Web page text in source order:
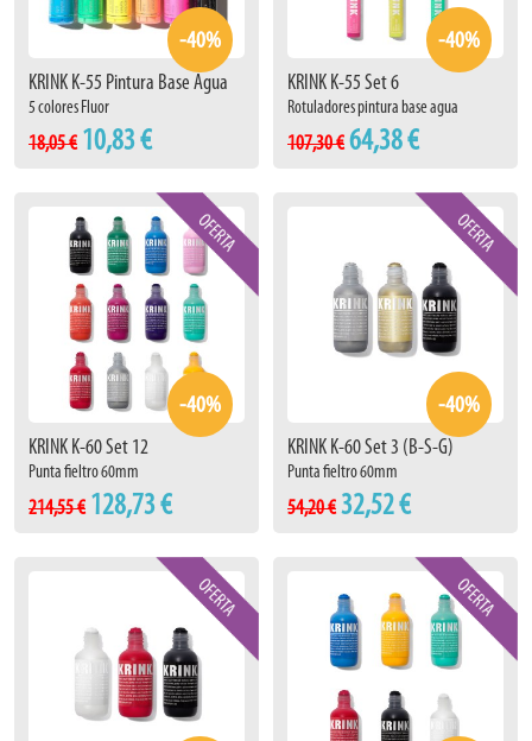
-40%
KRINK K-55 Pintura Base Agua
5 colores Fluor
18,05 € 10,83 €
-40%
KRINK K-55 Set 6
Rotuladores pintura base agua
107,30 € 64,38 €
-40%
KRINK K-60 Set 12
Punta fieltro 60mm
214,55 € 128,73 €
-40%
KRINK K-60 Set 3 (B-S-G)
Punta fieltro 60mm
54,20 € 32,52 €